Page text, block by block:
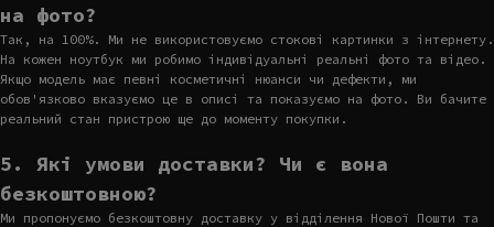
на фото?
Так, на 100%. Ми не використовуємо стокові картинки з інтернету.
На кожен ноутбук ми робимо індивідуальні реальні фото та відео.
Якщо модель має певні косметичні нюанси чи дефекти, ми
обов'язково вказуємо це в описі та показуємо на фото. Ви бачите
реальний стан пристрою ще до моменту покупки.
5. Які умови доставки? Чи є вона
безкоштовною?
Ми пропонуємо безкоштовну доставку у відділення Нової Пошти та